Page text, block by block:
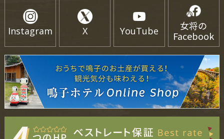
Instagram X YouTube
女将の
Facebook